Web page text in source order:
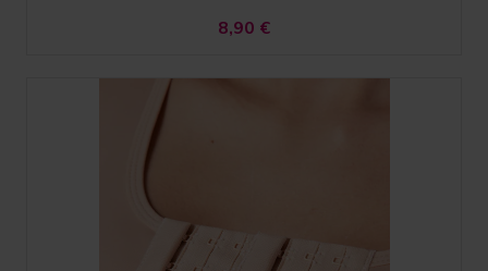
8,90 €